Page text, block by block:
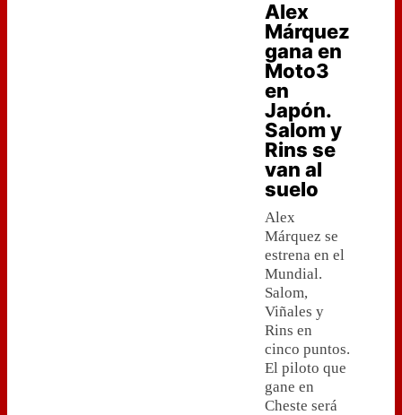
Alex
Márquez
gana en
Moto3
en
Japón.
Salom y
Rins se
van al
suelo
Alex
Márquez se
estrena en el
Mundial.
Salom,
Viñales y
Rins en
cinco puntos.
El piloto que
gane en
Cheste será